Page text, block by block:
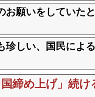
お願いをしていた
珍しい、国民によ
締め上げ」続